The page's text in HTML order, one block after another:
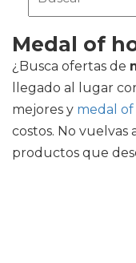
Medal of
¿Busca ofertas de
llegado al lugar
mejores y medal
costos. No vuelvas
productos que